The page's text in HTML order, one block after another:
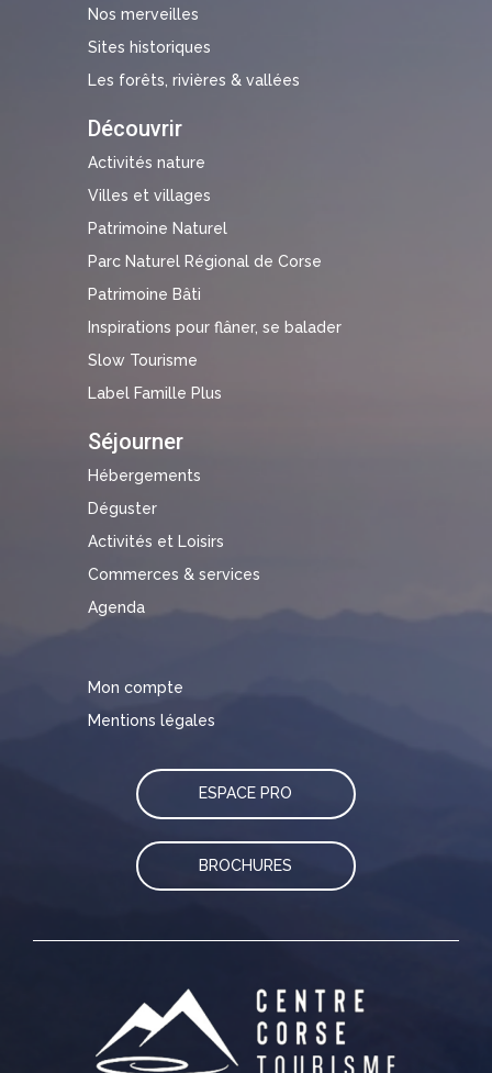
Nos merveilles
Sites historiques
Les forêts, rivières & vallées
Découvrir
Activités nature
Villes et villages
Patrimoine Naturel
Parc Naturel Régional de Corse
Patrimoine Bâti
Inspirations pour flâner, se balader
Slow Tourisme
Label Famille Plus
Séjourner
Hébergements
Déguster
Activités et Loisirs
Commerces & services
Agenda
Mon compte
Mentions légales
ESPACE PRO
BROCHURES